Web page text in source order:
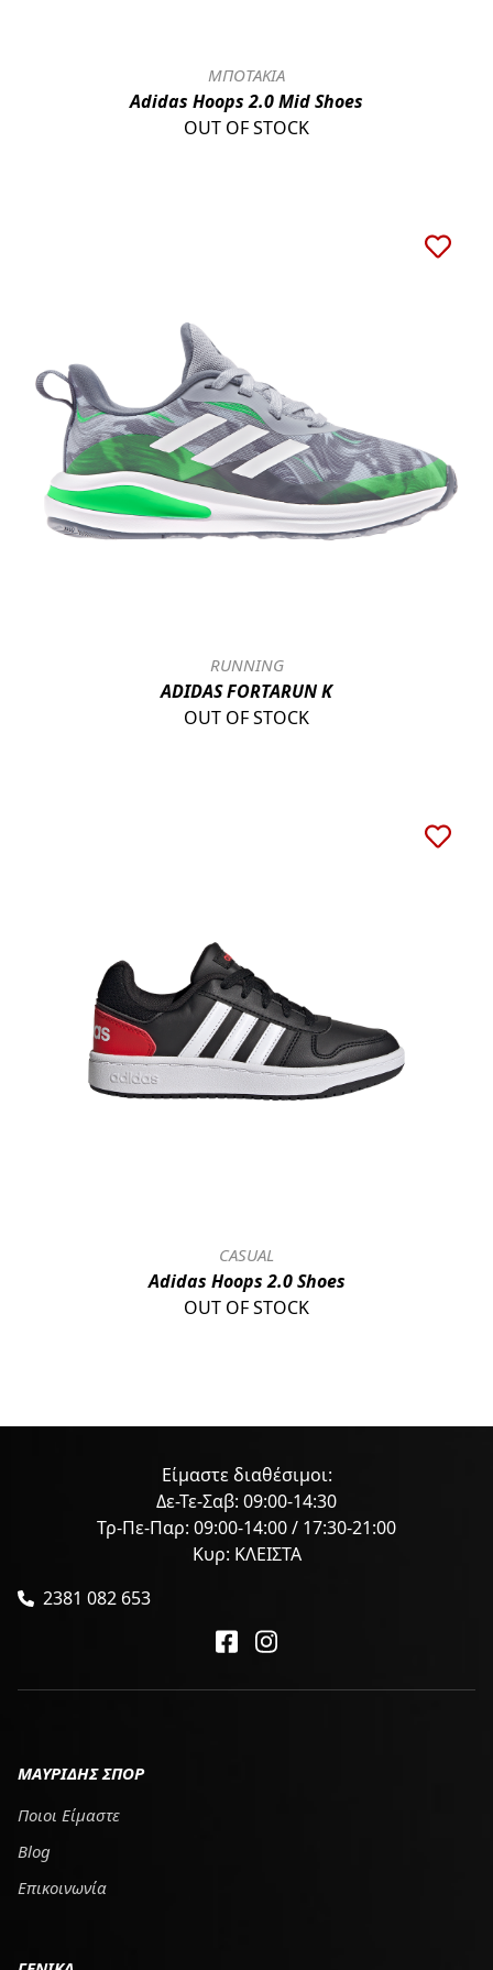
ΜΠΟΤΑΚΙΑ
Adidas Hoops 2.0 Mid Shoes
OUT OF STOCK
RUNNING
ADIDAS FORTARUN K
OUT OF STOCK
CASUAL
Adidas Hoops 2.0 Shoes
OUT OF STOCK
Είμαστε διαθέσιμοι:
Δε-Τε-Σαβ: 09:00-14:30
Τρ-Πε-Παρ: 09:00-14:00 / 17:30-21:00
Κυρ: ΚΛΕΙΣΤΑ
2381 082 653
ΜΑΥΡΙΔΗΣ ΣΠΟΡ
Ποιοι Είμαστε
Blog
Επικοινωνία